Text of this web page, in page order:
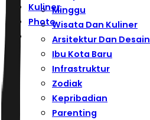
Kuliner
Photo
Minggu
Wisata Dan Kuliner
Arsitektur Dan Desain
Ibu Kota Baru
Infrastruktur
Zodiak
Kepribadian
Parenting